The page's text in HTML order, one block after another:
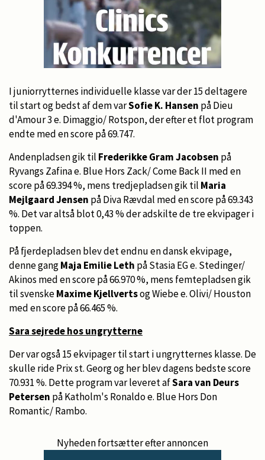
I juniorrytternes individuelle klasse var der 15 deltagere
til start og bedst af dem varSofie K. Hansen på Dieu
d'Amour 3 e. Dimaggio/ Rotspon, der efter et flot program
endte med en score på 69.747.
Andenpladsen gik til Frederikke Gram Jacobsen på
Ryvangs Zafina e. Blue Hors Zack/ Come Back II med en
score på 69.394 %, mens tredjepladsen gik til Maria
Mejlgaard Jensen på Diva Rævdal med en score på 69.343
%. Det var altså blot 0,43 % der adskilte de tre ekvipager i
toppen.
På fjerdepladsen blev det endnu en dansk ekvipage,
denne gangMaja Emilie Leth på Stasia EG e. Stedinger/
Akinos med en score på 66.970 %, mens femtepladsen gik
til svenskeMaxime Kjellvertsog Wiebe e. Olivi/ Houston
med en score på 66.465 %.
Sara sejrede hos ungrytterne
Der var også 15 ekvipager til start i ungrytternes klasse. De
skulle ride Prix st. Georg og her blev dagens bedste score
70.931 %. Dette program var leveret afSara van Deurs
Petersen på Katholm's Ronaldo e. Blue Hors Don
Romantic/ Rambo.
Nyheden fortsætter efter annoncen